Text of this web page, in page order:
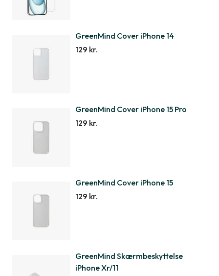
GreenMind Cover iPhone 14
129 kr.
GreenMind Cover iPhone 15 Pro
129 kr.
GreenMind Cover iPhone 15
129 kr.
GreenMind Skærmbeskyttelse
iPhone Xr/11